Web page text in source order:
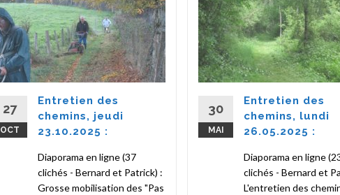
27
OCT
Entretien des
chemins, jeudi
23.10.2025 :
Diaporama en ligne (37
clichés - Bernard et Patrick) :
Grosse mobilisation des "Pas
30
MAI
Entretien des
chemins, lundi
26.05.2025 :
Diaporama en ligne
clichés - Bernard et
L'entretien des